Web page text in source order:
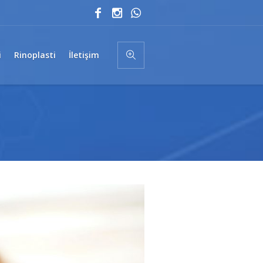
Rinoplasti İletişim